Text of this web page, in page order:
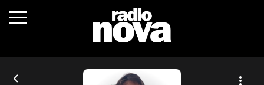
c’était quoi ?